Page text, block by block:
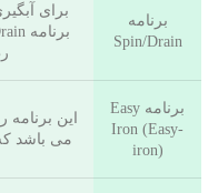
برنامه
Spin/Drain
برای
برنامه Easy
Iron (Easy-
iron)
این
می باشد که